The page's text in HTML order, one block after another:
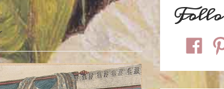
facebook